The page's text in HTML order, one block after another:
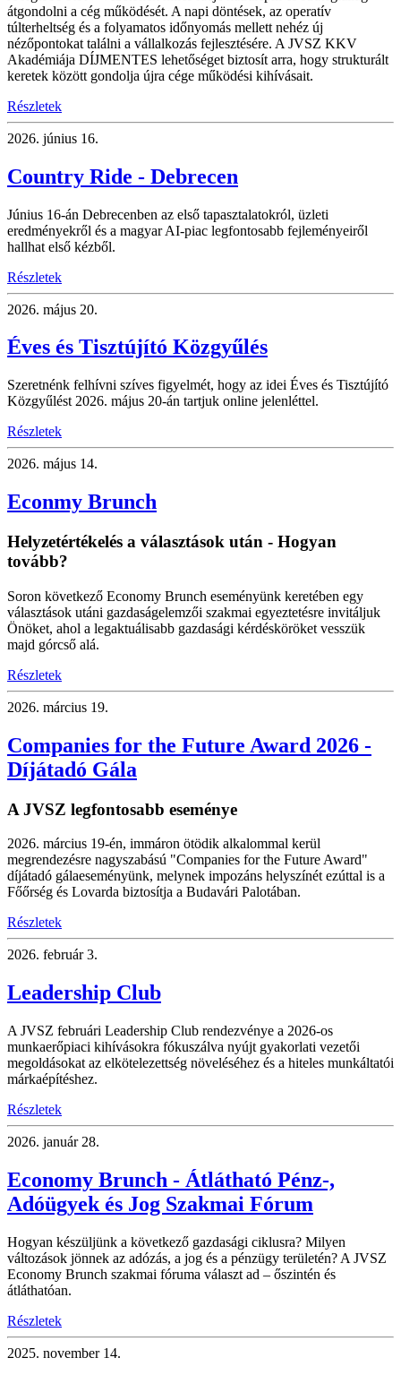
átgondolni a cég működését. A napi döntések, az operatív
túlterheltség és a folyamatos időnyomás mellett nehéz új
nézőpontokat találni a vállalkozás fejlesztésére. A JVSZ KKV
Akadémiája DÍJMENTES lehetőséget biztosít arra, hogy strukturált
keretek között gondolja újra cége működési kihívásait.
Részletek
2026. június 16.
Country Ride - Debrecen
Június 16-án Debrecenben az első tapasztalatokról, üzleti
eredményekről és a magyar AI-piac legfontosabb fejleményeiről
hallhat első kézből.
Részletek
2026. május 20.
Éves és Tisztújító Közgyűlés
Szeretnénk felhívni szíves figyelmét, hogy az idei Éves és Tisztújító
Közgyűlést 2026. május 20-án tartjuk online jelenléttel.
Részletek
2026. május 14.
Econmy Brunch
Helyzetértékelés a választások után - Hogyan
tovább?
Soron következő Economy Brunch eseményünk keretében egy
választások utáni gazdaságelemzői szakmai egyeztetésre invitáljuk
Önöket, ahol a legaktuálisabb gazdasági kérdésköröket vesszük
majd górcső alá.
Részletek
2026. március 19.
Companies for the Future Award 2026 -
Díjátadó Gála
A JVSZ legfontosabb eseménye
2026. március 19-én, immáron ötödik alkalommal kerül
megrendezésre nagyszabású "Companies for the Future Award"
díjátadó gálaeseményünk, melynek impozáns helyszínét ezúttal is a
Főőrség és Lovarda biztosítja a Budavári Palotában.
Részletek
2026. február 3.
Leadership Club
A JVSZ februári Leadership Club rendezvénye a 2026-os
munkaerőpiaci kihívásokra fókuszálva nyújt gyakorlati vezetői
megoldásokat az elkötelezettség növeléséhez és a hiteles munkáltatói
márkaépítéshez.
Részletek
2026. január 28.
Economy Brunch - Átlátható Pénz-,
Adóügyek és Jog Szakmai Fórum
Hogyan készüljünk a következő gazdasági ciklusra? Milyen
változások jönnek az adózás, a jog és a pénzügy területén? A JVSZ
Economy Brunch szakmai fóruma választ ad – őszintén és
átláthatóan.
Részletek
2025. november 14.